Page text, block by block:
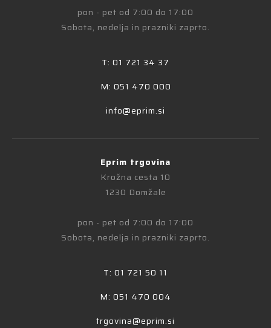
pon - pet od 7:00 do 17:00
Sobota, nedelja in prazniki zaprto.
T: 01 721 34 37
M: 051 470 000
info@eprim.si
Eprim trgovina
Krožna cesta 10
1230 Domžale
pon - pet od 7:00 do 17:00
Sobota, nedelja in prazniki zaprto.
T: 01 721 50 11
M: 051 470 004
trgovina@eprim.si